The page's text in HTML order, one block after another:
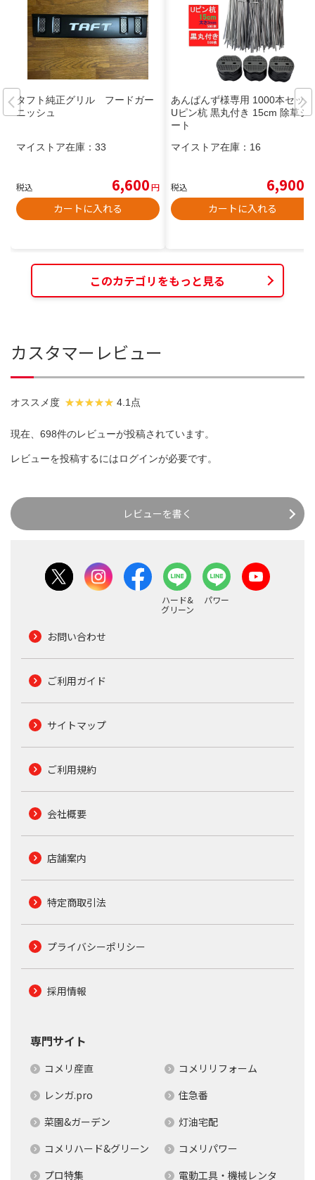
タフト純正グリル フードガー
ニッシュ
マイストア在庫： 33
税込 6,600円
カートに入れる
あんぱんず様専用 1000本セット
Uピン杭 黒丸付き 15cm 除草シ
ート
マイストア在庫： 16
税込 6,900
カートに入れる
このカテゴリをもっと見る
カスタマーレビュー
オススメ度 4.1点
現在、698件のレビューが投稿されています。
レビューを投稿するにはログインが必要です。
レビューを書く
ハード&
グリーン
パワー
お問い合わせ
ご利用ガイド
サイトマップ
ご利用規約
会社概要
店舗案内
特定商取引法
プライバシーポリシー
採用情報
専門サイト
コメリ産直
コメリリフォーム
レンガ.pro
住急番
菜園&ガーデン
灯油宅配
コメリハード&グリーン
コメリパワー
プロ特集
電動工具・機械レンタ